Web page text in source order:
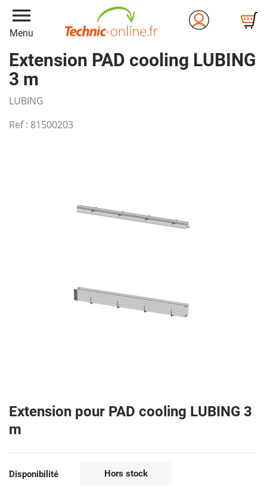
menu
Menu
Extension PAD cooling LUBING
3 m
LUBING
Ref : 81500203
Extension pour PAD cooling LUBING 3
m
Disponibilité Hors stock